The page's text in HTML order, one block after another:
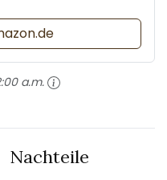
a.m.
Nachteile